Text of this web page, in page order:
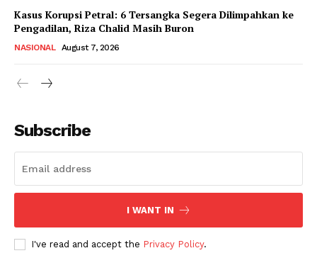
Kasus Korupsi Petral: 6 Tersangka Segera Dilimpahkan ke
Pengadilan, Riza Chalid Masih Buron
NASIONAL August 7, 2026
Subscribe
I WANT IN
I've read and accept the Privacy Policy.